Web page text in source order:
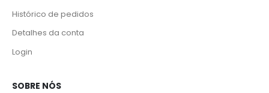
Histórico de pedidos
Detalhes da conta
Login
SOBRE NÓS